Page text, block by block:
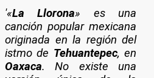
'«La Llorona» es una
canción popular mexicana
originada en la región del
istmo de Tehuantepec, en
Oaxaca. No existe una